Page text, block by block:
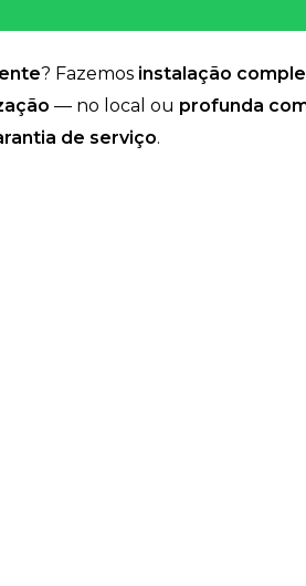
? Fazemos instalação
— no local ou profunda
de serviço.